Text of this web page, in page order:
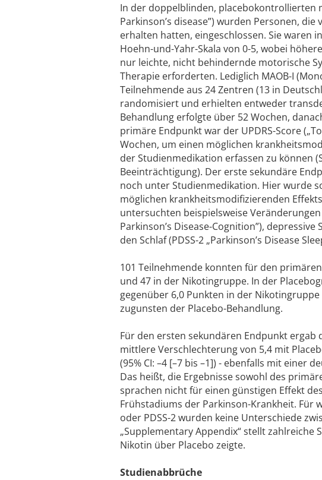
In der doppelblinden, placebokontrollierten
Parkinson’s disease”) wurden Personen,
erhalten hatten, eingeschlossen. Sie waren
Hoehn-und-Yahr-Skala von 0-5, wobei
nur leichte, nicht behindernde motorische
Therapie erforderten. Lediglich MAOB-I
Teilnehmende aus 24 Zentren (13 in
randomisiert und erhielten entweder
Behandlung erfolgte über 52 Wochen,
primäre Endpunkt war der UPDRS-Score
Wochen, um einen möglichen
der Studienmedikation erfassen zu können
Beeinträchtigung). Der erste sekundäre
noch unter Studienmedikation. Hier wurde
möglichen krankheitsmodifizierenden
untersuchten beispielsweise Veränderungen
Parkinson’s Disease-Cognition”),
den Schlaf (PDSS-2 „Parkinson’s Disease
101 Teilnehmende konnten für den
und 47 in der Nikotingruppe. In der
gegenüber 6,0 Punkten in der Nikotingruppe
zugunsten der Placebo-Behandlung.
Für den ersten sekundären Endpunkt ergab
mittlere Verschlechterung von 5,4 mit
(95% CI: –4 [–7 bis –1]) - ebenfalls mit einer
Das heißt, die Ergebnisse sowohl des
sprachen nicht für einen günstigen Effekt
Frühstadiums der Parkinson-Krankheit. Für
oder PDSS-2 wurden keine Unterschiede
„Supplementary Appendix“ stellt zahlreiche
Nikotin über Placebo zeigte.
Studienabbrüche